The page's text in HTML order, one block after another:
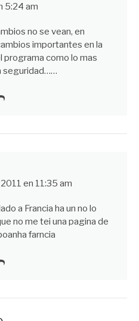
5:24 am
no se vean, en
importantes en la
programa como lo mas
seguridad……
en 11:35 am
a Francia ha un no lo
no me tei una pagina de
farncia